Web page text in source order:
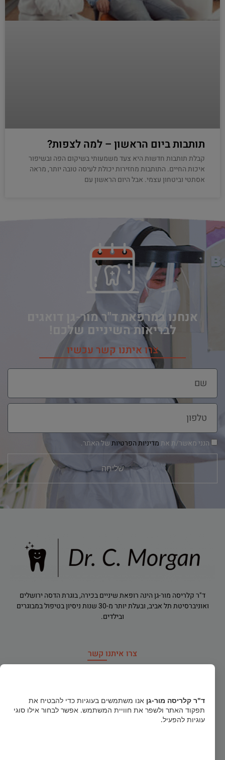
תותבות ביום הראשון – למה לצפות?
קבלת תותבות חדשות היא צעד משמעותי בשיקום הפה ובשיפור
איכות החיים. התותבות מחזירות יכולת לעיסה טובה יותר, מראה
אסתטי וביטחון עצמי. אבל היום הראשון עם
אנחנו במרפאת ד"ר מור-גן דואגים
לבריאות השיניים שלכם!
צרו איתנו קשר עכשיו
הנני מאשר/ת אתמדיניות הפרטיותשל האתר.
שליחה
ד"ר קלריסה מור-גן הינה רופאת שיניים בכירה, בוגרת הדסה ירושלים
ואוניברסיטת תל אביב, ובעלת יותר מ-30 שנות ניסיון בטיפול במבוגרים
ובילדים.
צרו איתנו קשר
טלפון חירום052-856-1122
ד"ר קלריסה מור-גן אנו משתמשים בעוגיות כדי להבטיח את
תפקוד האתר ולשפר את חוויית המשתמש. אפשר לבחור אילו סוגי
עוגיות להפעיל.